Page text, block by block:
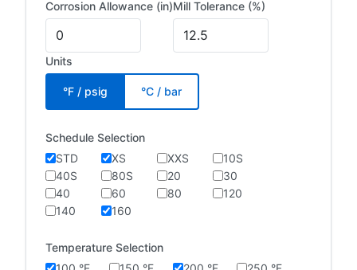
Corrosion Allowance (in)Mill Tolerance (%)
Units
°F / psig °C / bar
Schedule Selection
STD
XS XXS
10S
40S
80S 20
30
40
60 80
120
140
160
Temperature Selection